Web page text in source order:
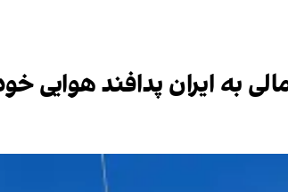
به ایران پدافند هوایی